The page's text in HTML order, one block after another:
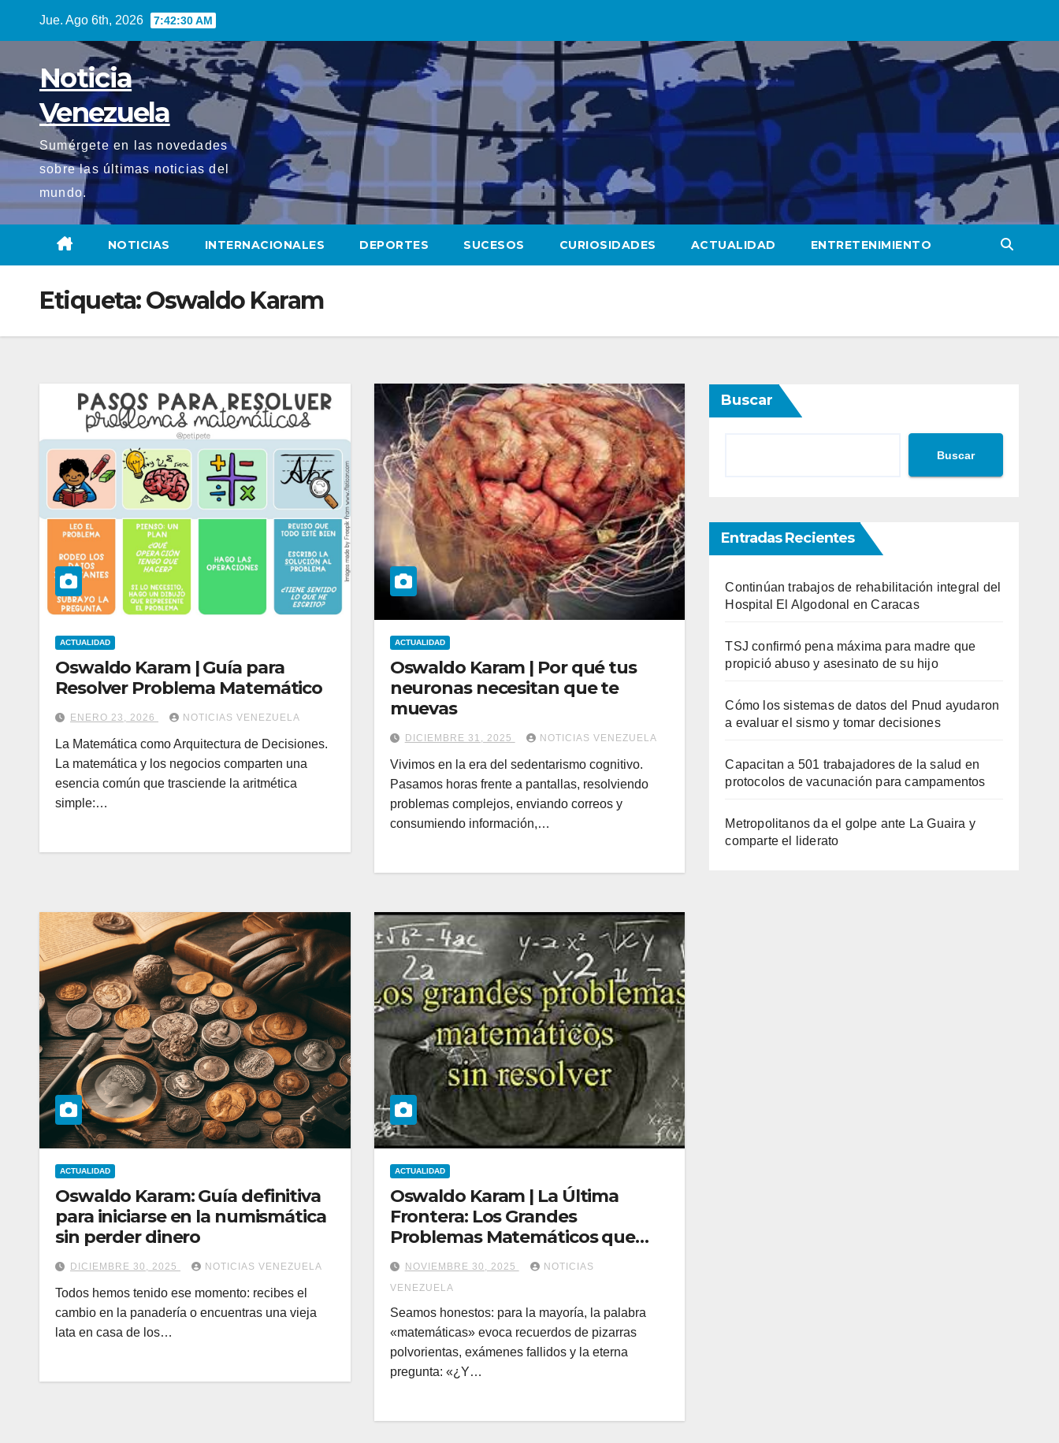
Jue. Ago 6th, 2026 7:42:32 AM
Noticia
Venezuela
Sumérgete en las novedades
sobre las últimas noticias del
mundo.
NOTICIAS INTERNACIONALES DEPORTES SUCESOS CURIOSIDADES ACTUALIDAD ENTRETENIMIENTO
Etiqueta:Oswaldo Karam
ACTUALIDAD
Oswaldo Karam | Guía para
Resolver Problema Matemático
ENERO 23, 2026 NOTICIAS VENEZUELA
La Matemática como Arquitectura de Decisiones.
La matemática y los negocios comparten una
esencia común que trasciende la aritmética
simple:…
ACTUALIDAD
Oswaldo Karam | Por qué tus
neuronas necesitan que te
muevas
DICIEMBRE 31, 2025 NOTICIAS VENEZUELA
Vivimos en la era del sedentarismo cognitivo.
Pasamos horas frente a pantallas, resolviendo
problemas complejos, enviando correos y
consumiendo información,…
ACTUALIDAD
Oswaldo Karam: Guía definitiva
para iniciarse en la numismática
sin perder dinero
DICIEMBRE 30, 2025 NOTICIAS VENEZUELA
Todos hemos tenido ese momento: recibes el
cambio en la panadería o encuentras una vieja
lata en casa de los…
ACTUALIDAD
Oswaldo Karam | La Última
Frontera: Los Grandes
Problemas Matemáticos que
Siguen Sin Resolver (Y Por Qué
Valen un Millón de dólares)
NOVIEMBRE 30, 2025
NOTICIAS
VENEZUELA
Seamos honestos: para la mayoría, la palabra
«matemáticas» evoca recuerdos de pizarras
polvorientas, exámenes fallidos y la eterna
pregunta: «¿Y…
Buscar
Buscar
Entradas Recientes
Continúan trabajos de rehabilitación integral del
Hospital El Algodonal en Caracas
TSJ confirmó pena máxima para madre que
propició abuso y asesinato de su hijo
Cómo los sistemas de datos del Pnud ayudaron
a evaluar el sismo y tomar decisiones
Capacitan a 501 trabajadores de la salud en
protocolos de vacunación para campamentos
Metropolitanos da el golpe ante La Guaira y
comparte el liderato